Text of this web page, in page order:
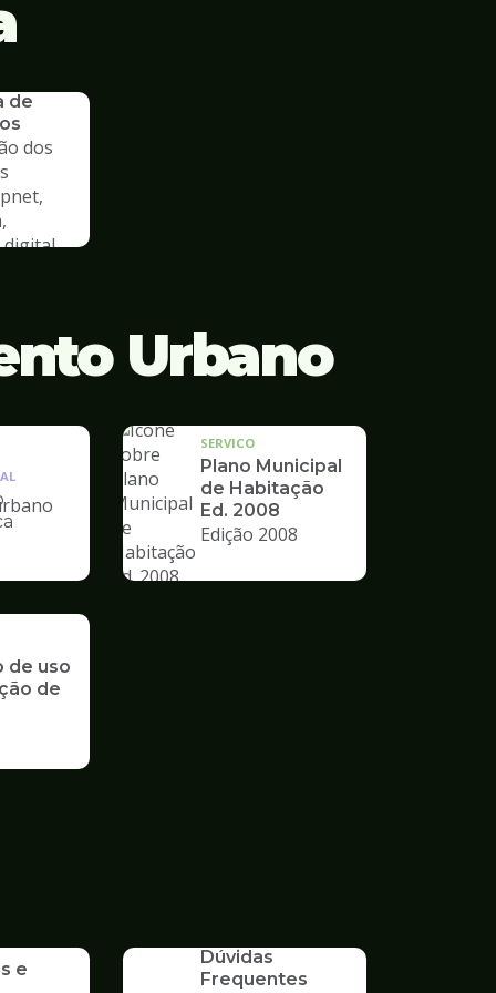
de
dos
digital
Urbano
SERVICO
Plano Municipal
de Habitação
Ed. 2008
Edição 2008
de uso
de
e
Dúvidas
Frequentes